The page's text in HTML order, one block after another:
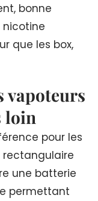
bonne
que les box,
vapoteurs
loin
pour les
rectangulaire
une batterie
permettant